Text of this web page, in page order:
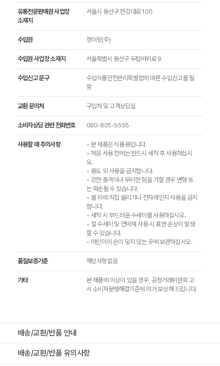
유통전문판매원 사업장
소재지
서울시 용산구 한강대로 100
수입원 청이랑(주)
수입원 사업장 소재지 서울특별시 용산구 두텁바위로 9
수입신고 문구
수입식품안전관리특별법에 따른 수입신고를 필
함
교환 문의처 구입처 및 고객상담실
소비자상담 관련 전화번호 080-805-5555
사용할 때 주의사항
• 본 제품은 식품용입니다.
• 처음 사용 전에는 반드시 세척 후 사용하십시
오.
• 용도 외 사용을 금지합니다.
• 강한 충격이나 무리한 힘을 가할 경우 변형 또
는 파손될 수 있습니다.
• 불 위에 직접 올리거나 전자레인지 사용을 금지
합니다.
• 세척 시 부드러운 수세미를 사용하십시오.
• 철 수세미 및 연마제 사용 시 표면 손상이 발생
할 수 있습니다.
• 어린이의 손이 닿지 않는 곳에 보관하십시오.
품질보증기준 해당사항없음
기타
본 제품에 이상이 있을 경우, 공정거래위원회 고
시 소비자분쟁해결기준에 의거 보상해 드립니다.
배송/교환/반품 안내
배송/교환/반품 유의사항